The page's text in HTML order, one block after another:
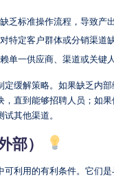
缺乏标准操作流程，导致产
对特定客户群体或分销渠道
单一供应商、渠道或关键人
定缓解策略。如果缺乏内
，直到能够招聘人员；如
其他渠道。
部）
可利用的有利条件。它们